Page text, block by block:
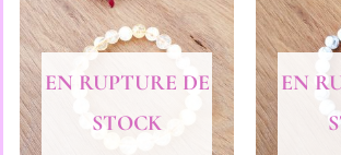
EN RUPTURE DE
STOCK
EN